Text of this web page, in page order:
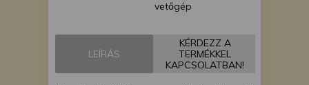
vetőgép
LEÍRÁS
KÉRDEZZ A
TERMÉKKEL
KAPCSOLATBAN!